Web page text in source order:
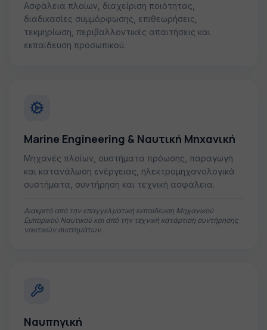
Ασφάλεια πλοίων, διαχείριση ποιότητας,
διαδικασίες συμμόρφωσης, επιθεωρήσεις,
τεκμηρίωση, περιβαλλοντικές απαιτήσεις και
εκπαίδευση προσωπικού.
Marine Engineering & Ναυτική Μηχανική
Μηχανές πλοίων, συστήματα πρόωσης, παραγωγή
και κατανάλωση ενέργειας, ηλεκτρομηχανολογικά
συστήματα, συντήρηση και τεχνική ασφάλεια.
Διακριτό από την επαγγελματική εκπαίδευση Μηχανικού
Εμπορικού Ναυτικού και από την τεχνική κατάρτιση συντήρησης
ναυτικών συστημάτων.
Ναυπηγική